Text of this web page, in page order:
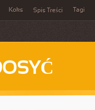
Koks Spis Treści Tagi